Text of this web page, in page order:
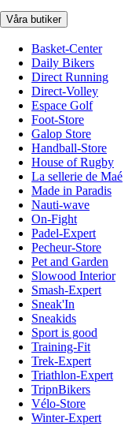
Våra butiker
Basket-Center
Daily Bikers
Direct Running
Direct-Volley
Espace Golf
Foot-Store
Galop Store
Handball-Store
House of Rugby
La sellerie de Maé
Made in Paradis
Nauti-wave
On-Fight
Padel-Expert
Pecheur-Store
Pet and Garden
Slowood Interior
Smash-Expert
Sneak'In
Sneakids
Sport is good
Training-Fit
Trek-Expert
Triathlon-Expert
TripnBikers
Vélo-Store
Winter-Expert